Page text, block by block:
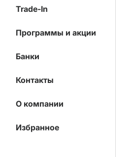
Trade-In
Программы и акции
Банки
Контакты
О компании
Избранное